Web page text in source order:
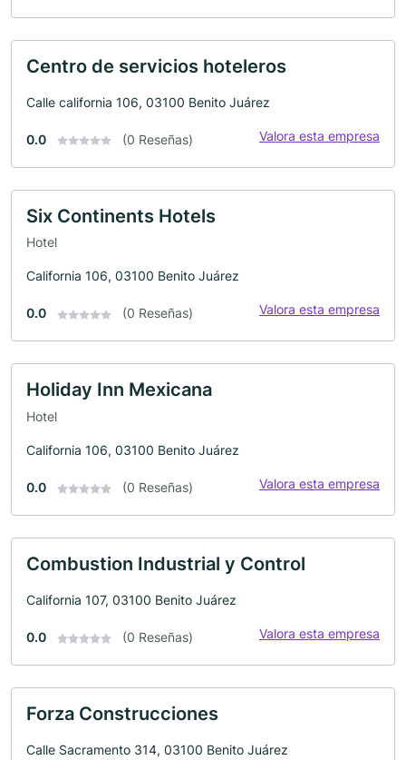
Centro de servicios hoteleros
Calle california 106, 03100 Benito Juárez
0.0 (0 Reseñas) Valora esta empresa
Six Continents Hotels
Hotel
California 106, 03100 Benito Juárez
0.0 (0 Reseñas) Valora esta empresa
Holiday Inn Mexicana
Hotel
California 106, 03100 Benito Juárez
0.0 (0 Reseñas) Valora esta empresa
Combustion Industrial y Control
California 107, 03100 Benito Juárez
0.0 (0 Reseñas) Valora esta empresa
Forza Construcciones
Calle Sacramento 314, 03100 Benito Juárez